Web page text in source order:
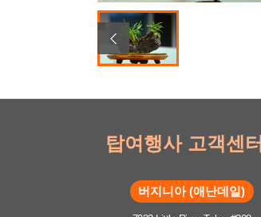
탑여행사 고객센터
버지니아 (애난데일)